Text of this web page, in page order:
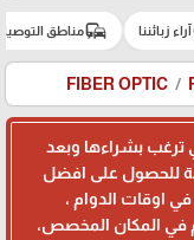
آراء زبائننا commuteمناطق
FIBER OPTIC
ترغب بشراءها وبعد
للحصول على افضل
الطلبية خلال 10 دقائق في اوقات الدوام ،
في المكان المخصص،